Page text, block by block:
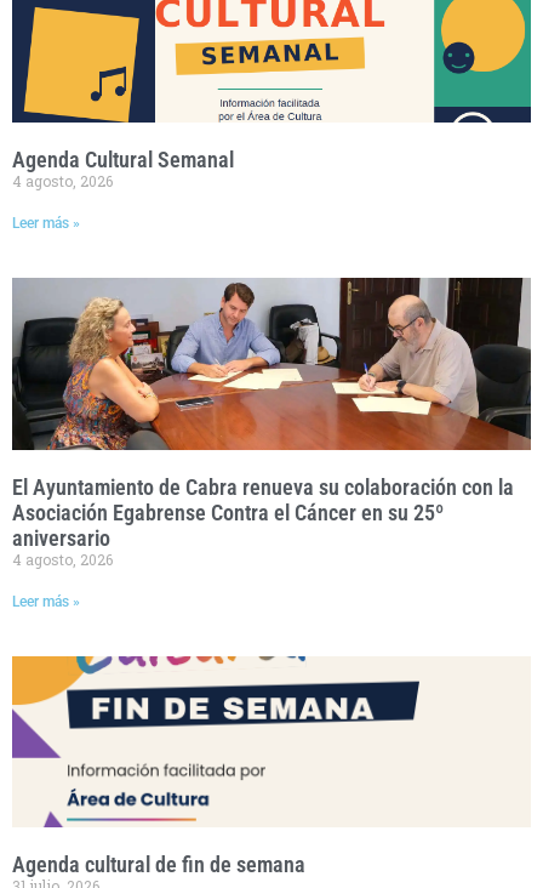
Agenda Cultural Semanal
4 agosto, 2026
Leer más »
El Ayuntamiento de Cabra renueva su colaboración con la
Asociación Egabrense Contra el Cáncer en su 25º
aniversario
4 agosto, 2026
Leer más »
Agenda cultural de fin de semana